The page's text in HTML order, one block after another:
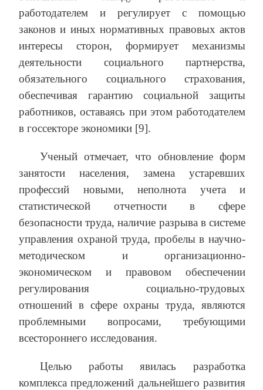
работодателем и регулирует с помощью
законов и иных нормативных правовых актов
интересы сторон, формирует механизмы
деятельности социального партнерства,
обязательного социального страхования,
обеспечивая гарантию социальной защиты
работников, оставаясь при этом работодателем
в госсекторе экономики [9].
Ученый отмечает, что обновление форм
занятости населения, замена устаревших
профессий новыми, неполнота учета и
статистической отчетности в сфере
безопасности труда, наличие разрыва в системе
управления охраной труда, пробелы в научно-
методическом и организационно-
экономическом и правовом обеспечении
регулирования социально-трудовых
отношений в сфере охраны труда, являются
проблемными вопросами, требующими
всестороннего исследования.
Целью работы явилась разработка
комплекса предложений дальнейшего развития